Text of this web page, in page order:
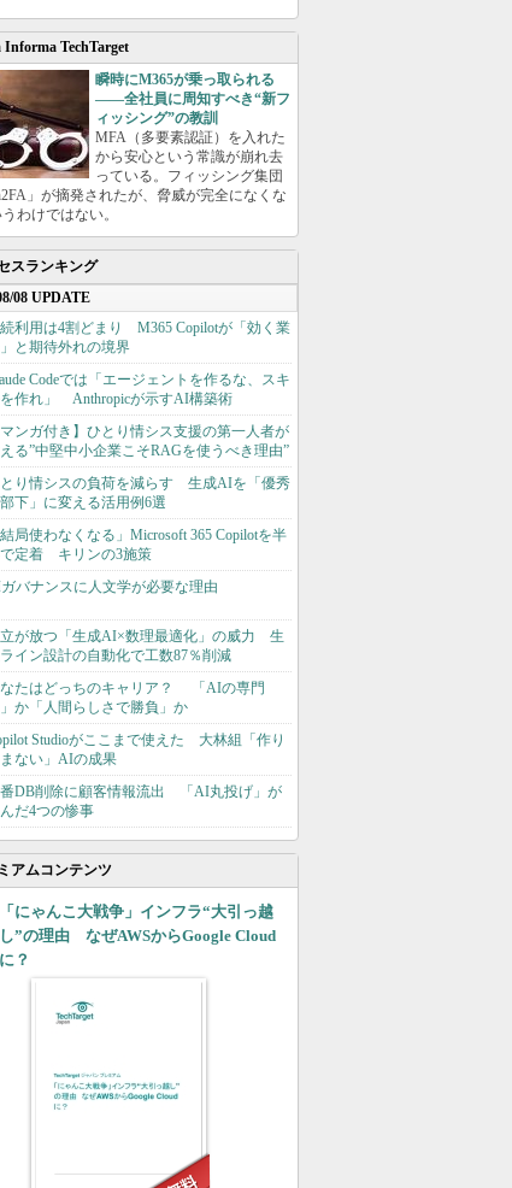
Informa TechTarget
瞬時にM365が乗っ取られる
――全社員に周知すべき“新フ
ィッシング”の教訓
MFA（多要素認証）を入れた
から安心という常識が崩れ去
っている。フィッシング集団
」が摘発されたが、脅威が完全になくな
わけではない。
スランキング
08 UPDATE
利用は4割どまり M365 Copilotが「効く業
と期待外れの境界
Codeでは「エージェントを作るな、スキ
作れ」 Anthropicが示すAI構築術
マンガ付き】ひとり情シス支援の第一人者が
る”中堅中小企業こそRAGを使うべき理由”
り情シスの負荷を減らす 生成AIを「優秀
下」に変える活用例6選
結局使わなくなる」Microsoft 365 Copilotを半
定着 キリンの3施策
バナンスに人文学が必要な理由
立が放つ「生成AI×数理最適化」の威力 生
イン設計の自動化で工数87％削減
たはどっちのキャリア？ 「AIの専門
か「人間らしさで勝負」か
Studioがここまで使えた 大林組「作り
ない」AIの成果
DB削除に顧客情報流出 「AI丸投げ」が
だ4つの惨事
アムコンテンツ
「にゃんこ大戦争」インフラ“大引っ越
し”の理由 なぜAWSからGoogle Cloud
に？